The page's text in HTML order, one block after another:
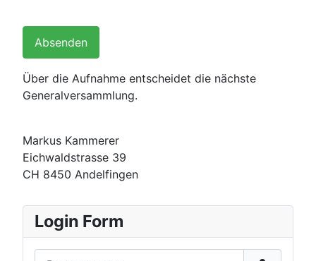
Absenden
Über die Aufnahme entscheidet die nächste
Generalversammlung.
Markus Kammerer
Eichwaldstrasse 39
CH 8450 Andelfingen
Login Form